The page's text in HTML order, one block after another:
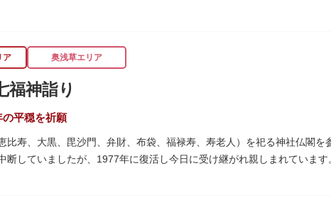
ア 奥浅草エリア
福神詣り
平穏を祈願
比寿、大黒、毘沙門、弁財、布袋、福禄寿、寿老人）を祀る神社仏閣
断していましたが、1977年に復活し今日に受け継がれ親しまれています